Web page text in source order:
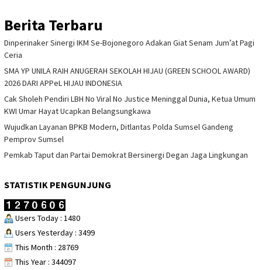
Berita Terbaru
Dinperinaker Sinergi IKM Se-Bojonegoro Adakan Giat Senam Jum’at Pagi
Ceria
SMA YP UNILA RAIH ANUGERAH SEKOLAH HIJAU (GREEN SCHOOL AWARD)
2026 DARI APPeL HIJAU INDONESIA
Cak Sholeh Pendiri LBH No Viral No Justice Meninggal Dunia, Ketua Umum
KWI Umar Hayat Ucapkan Belangsungkawa
Wujudkan Layanan BPKB Modern, Ditlantas Polda Sumsel Gandeng
Pemprov Sumsel
Pemkab Taput dan Partai Demokrat Bersinergi Degan Jaga Lingkungan
STATISTIK PENGUNJUNG
Users Today : 1480
Users Yesterday : 3499
This Month : 28769
This Year : 344097